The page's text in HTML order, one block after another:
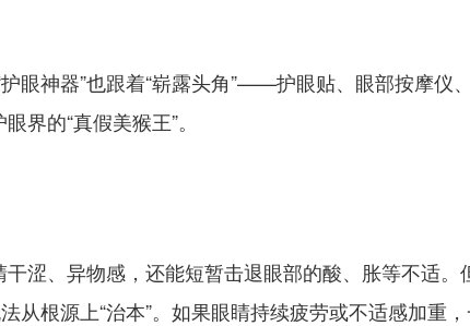
眼神器”也跟着“崭露头角”——护眼贴、眼部按摩
界的“真假美猴王”。
涩、异物感，还能短暂击退眼部的酸、胀等不适
根源上“治本”。如果眼睛持续疲劳或不适感加重